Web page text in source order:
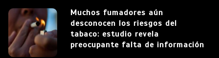
Muchos fumadores aún
desconocen los riesgos del
tabaco: estudio revela
preocupante falta de información